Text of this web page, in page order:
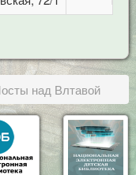
над Влтавой